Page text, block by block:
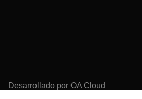
Desarrollado por OA Cloud